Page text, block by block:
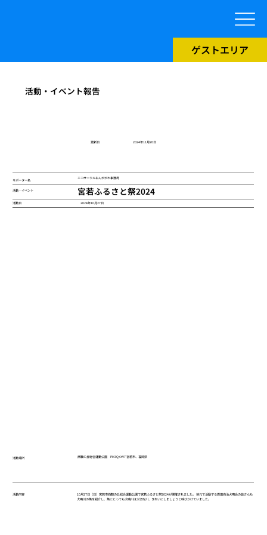
ゲストエリア
活動・イベント報告
​更新日 2024年11月20日
サポーター名 エコサークルおんががわ事務局
活動・イベント 宮若ふるさと祭2024
活動日 2024年10月27日
活動場所 西鞍の丘総合運動公園 PH3Q+XV7 宮若市、福岡県
活動内容
10月27日（日）宮若市西鞍の丘総合運動公園で宮若ふるさと祭2024が開催されました。 地元で活動する原田自治犬鳴会の皆さんも
犬鳴川の魚を紹介し、魚にとっても犬鳴川は大切な川、きれいにしましょうと呼びかけていました。